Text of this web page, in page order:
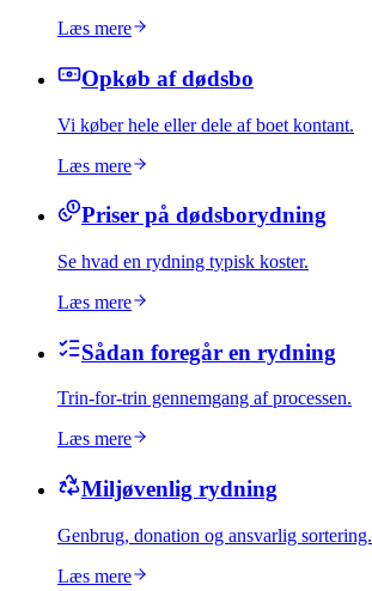
Læs mere
Opkøb af dødsbo
Vi køber hele eller dele af boet kontant.
Læs mere
Priser på dødsborydning
Se hvad en rydning typisk koster.
Læs mere
Sådan foregår en rydning
Trin-for-trin gennemgang af processen.
Læs mere
Miljøvenlig rydning
Genbrug, donation og ansvarlig sortering.
Læs mere